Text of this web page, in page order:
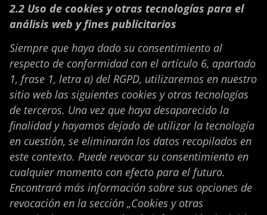
2.2 Uso de cookies y otras tecnologías para el
análisis web y fines publicitarios
Siempre que haya dado su consentimiento al
respecto de conformidad con el artículo 6, apartado
1, frase 1, letra a) del RGPD, utilizaremos en nuestro
sitio web las siguientes cookies y otras tecnologías
de terceros. Una vez que haya desaparecido la
finalidad y hayamos dejado de utilizar la tecnología
en cuestión, se eliminarán los datos recopilados en
este contexto. Puede revocar su consentimiento en
cualquier momento con efecto para el futuro.
Encontrará más información sobre sus opciones de
revocación en la sección „Cookies y otras